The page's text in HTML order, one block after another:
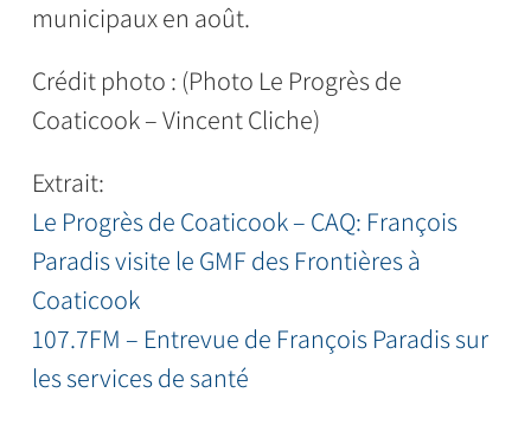
municipaux en août.
Crédit photo : (Photo Le Progrès de
Coaticook – Vincent Cliche)
Extrait:
Le Progrès de Coaticook – CAQ: François
Paradis visite le GMF des Frontières à
Coaticook
107.7FM – Entrevue de François Paradis sur
les services de santé